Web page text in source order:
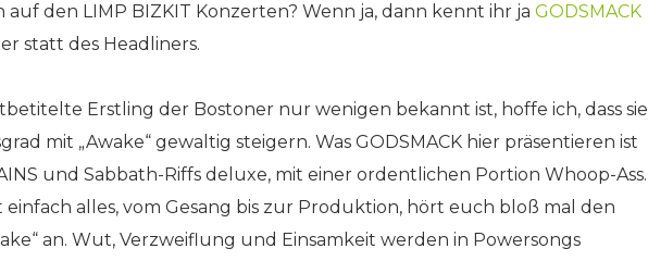
auf den LIMP BIZKIT Konzerten? Wenn ja, dann kennt ihr ja GODSMACK
statt des Headliners.
Erstling der Bostoner nur wenigen bekannt ist, hoffe ich, dass sie
mit „Awake“ gewaltig steigern. Was GODSMACK hier präsentieren ist
und Sabbath-Riffs deluxe, mit einer ordentlichen Portion Whoop-Ass.
einfach alles, vom Gesang bis zur Produktion, hört euch bloß mal den
an. Wut, Verzweiflung und Einsamkeit werden in Powersongs